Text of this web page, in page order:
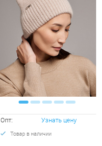
Опт: Узнать цену
Товар в наличии